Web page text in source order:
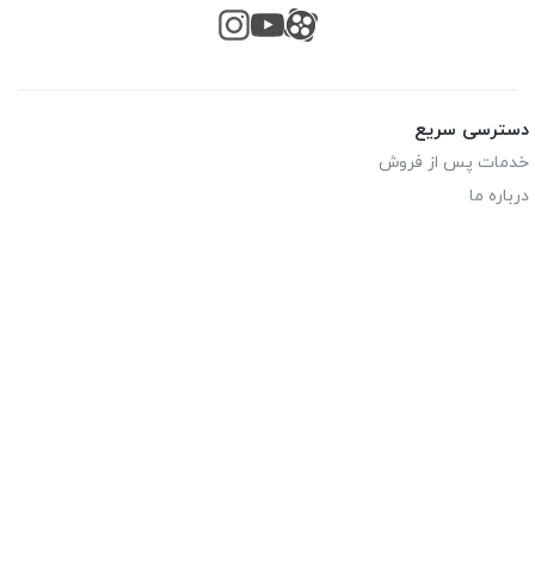
دسترسی سریع
خدمات پس از فروش
درباره ما